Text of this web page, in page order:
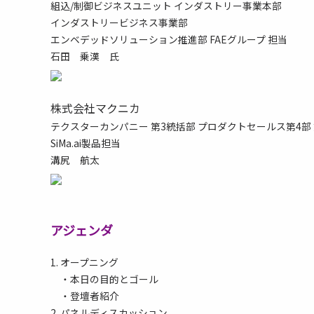
組込/制御ビジネスユニット インダストリー事業本部
インダストリービジネス事業部
エンベデッドソリューション推進部 FAEグループ 担当
石田 乗漢 氏
株式会社マクニカ
テクスターカンパニー 第3統括部 プロダクトセールス第4部
SiMa.ai製品担当
溝尻 航太
アジェンダ
1. オープニング
・本日の目的とゴール
・登壇者紹介